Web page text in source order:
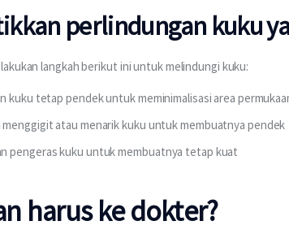
perlindungan kuku
langkah berikut ini untuk melindungi kuku:
kuku tetap pendek untuk meminimalisasi area
menggigit atau menarik kuku untuk membuatnya pendek
pengeras kuku untuk membuatnya tetap kuat
harus ke dokter?